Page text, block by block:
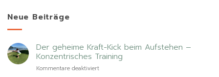
Neue Beiträge
Der geheime Kraft-Kick beim Aufstehen –
Konzentrisches Training
Kommentare deaktiviertfür